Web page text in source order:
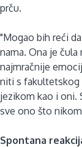
prču.
"Mogao bih reći
nama. Ona je
najmračnije
niti s fakultetskog
jezikom kao i oni.
sve ono što
Spontana